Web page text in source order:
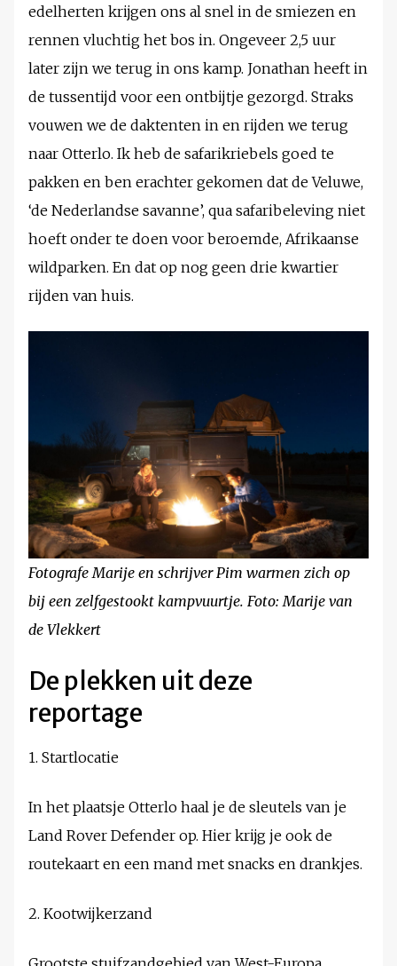
edelherten krijgen ons al snel in de smiezen en
rennen vluchtig het bos in. Ongeveer 2,5 uur
later zijn we terug in ons kamp. Jonathan heeft in
de tussentijd voor een ontbijtje gezorgd. Straks
vouwen we de daktenten in en rijden we terug
naar Otterlo. Ik heb de safarikriebels goed te
pakken en ben erachter gekomen dat de Veluwe,
‘de Nederlandse savanne’, qua safaribeleving niet
hoeft onder te doen voor beroemde, Afrikaanse
wildparken. En dat op nog geen drie kwartier
rijden van huis.
Fotografe Marije en schrijver Pim warmen zich op
bij een zelfgestookt kampvuurtje. Foto: Marije van
de Vlekkert
De plekken uit deze
reportage
1. Startlocatie
In het plaatsje Otterlo haal je de sleutels van je
Land Rover Defender op. Hier krijg je ook de
routekaart en een mand met snacks en drankjes.
2. Kootwijkerzand